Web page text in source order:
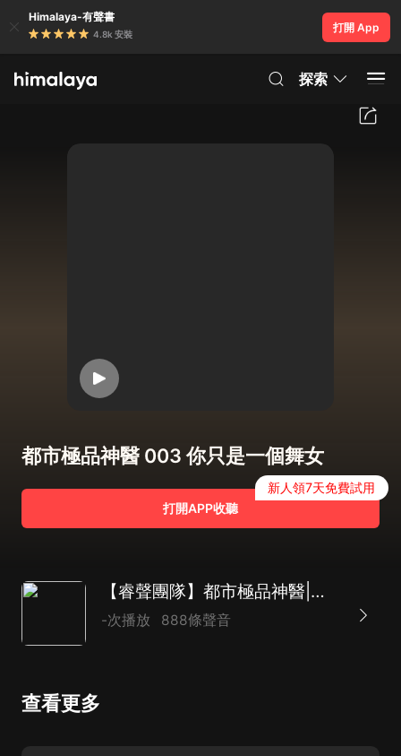
Himalaya-有聲書
4.8k 安裝
打開 App
探索
都市極品神醫 003 你只是一個舞女
打開APP收聽
新人領7天免費試用
【睿聲團隊】都市極品神醫|精品多播|無敵|王者歸來|小白|超爽
-次播放 888條聲音
查看更多